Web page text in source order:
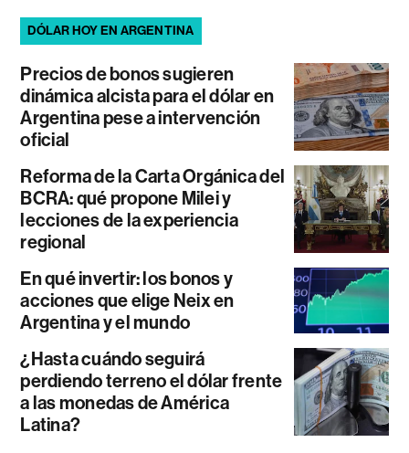
DÓLAR HOY EN ARGENTINA
Precios de bonos sugieren
dinámica alcista para el dólar en
Argentina pese a intervención
oficial
Reforma de la Carta Orgánica del
BCRA: qué propone Milei y
lecciones de la experiencia
regional
En qué invertir: los bonos y
acciones que elige Neix en
Argentina y el mundo
¿Hasta cuándo seguirá
perdiendo terreno el dólar frente
a las monedas de América
Latina?